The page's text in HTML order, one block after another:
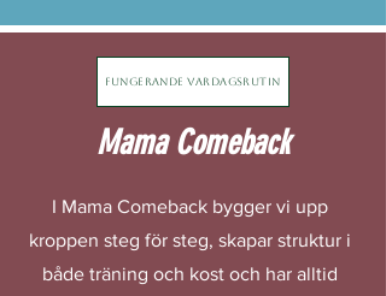
Fungerande vardagsrutin
Mama Comeback
I Mama Comeback bygger vi upp
kroppen steg för steg, skapar struktur i
både träning och kost och har alltid